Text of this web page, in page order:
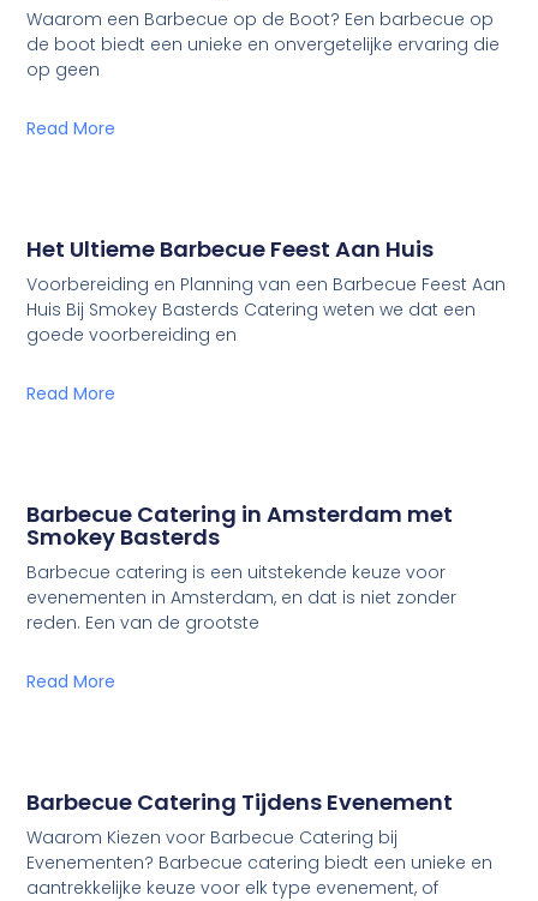
Waarom een Barbecue op de Boot? Een barbecue op
de boot biedt een unieke en onvergetelijke ervaring die
op geen
Read More
Het Ultieme Barbecue Feest Aan Huis
Voorbereiding en Planning van een Barbecue Feest Aan
Huis Bij Smokey Basterds Catering weten we dat een
goede voorbereiding en
Read More
Barbecue Catering in Amsterdam met
Smokey Basterds
Barbecue catering is een uitstekende keuze voor
evenementen in Amsterdam, en dat is niet zonder
reden. Een van de grootste
Read More
Barbecue Catering Tijdens Evenement
Waarom Kiezen voor Barbecue Catering bij
Evenementen? Barbecue catering biedt een unieke en
aantrekkelijke keuze voor elk type evenement, of